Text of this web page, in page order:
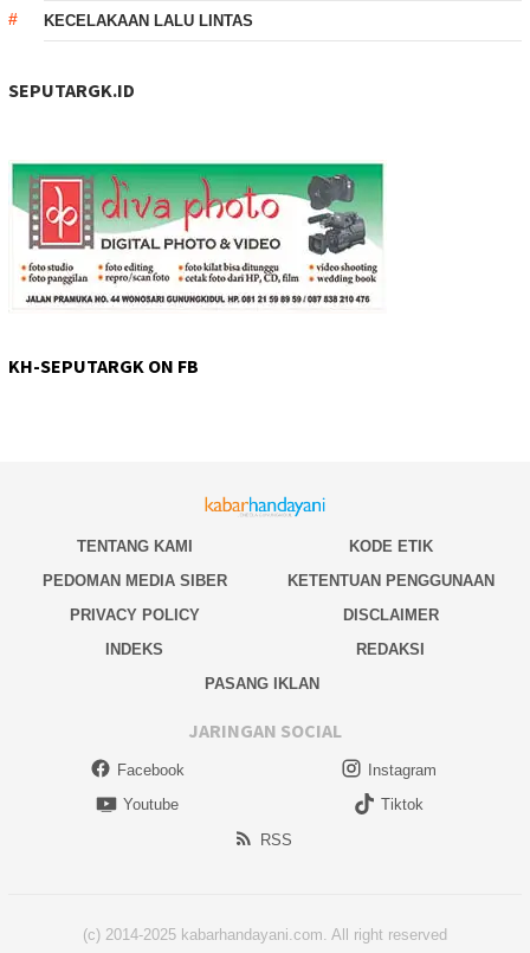
KECELAKAAN LALU LINTAS
SEPUTARGK.ID
KH-SEPUTARGK ON FB
TENTANG KAMI
KODE ETIK
PEDOMAN MEDIA SIBER
KETENTUAN PENGGUNAAN
PRIVACY POLICY
DISCLAIMER
INDEKS
REDAKSI
PASANG IKLAN
JARINGAN SOCIAL
Facebook
Instagram
Youtube
Tiktok
RSS
(c) 2014-2025 kabarhandayani.com. All right reserved